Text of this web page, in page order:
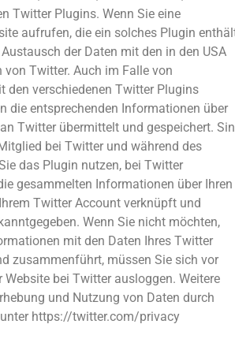
Twitter Plugins. Wenn Sie eine
aufrufen, die ein solches Plugin
der Daten mit den in den USA
von Twitter. Auch im Falle von
den verschiedenen Twitter Plugins
die entsprechenden Informationen über
Twitter übermittelt und gespeichert.
bei Twitter und während des
das Plugin nutzen, bei Twitter
gesammelten Informationen über Ihren
Twitter Account verknüpft und
Wenn Sie nicht möchten,
mit den Daten Ihres Twitter
zusammenführt, müssen Sie sich vor
Website bei Twitter ausloggen. Weitere
und Nutzung von Daten durch
https://twitter.com/privacy